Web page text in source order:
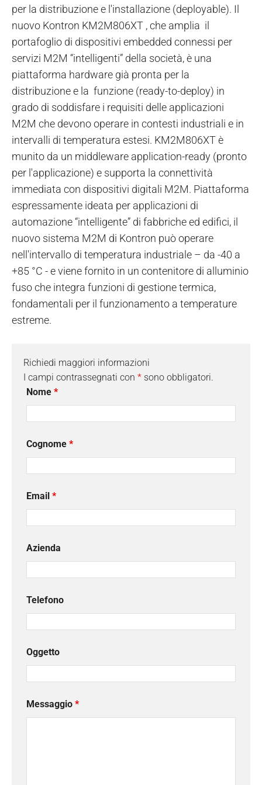
per la distribuzione e l'installazione (deployable). Il
nuovo Kontron KM2M806XT , che amplia il
portafoglio di dispositivi embedded connessi per
servizi M2M “intelligenti” della società, è una
piattaforma hardware già pronta per la
distribuzione e la funzione (ready-to-deploy) in
grado di soddisfare i requisiti delle applicazioni
M2M che devono operare in contesti industriali e in
intervalli di temperatura estesi. KM2M806XT è
munito da un middleware application-ready (pronto
per l'applicazione) e supporta la connettività
immediata con dispositivi digitali M2M. Piattaforma
espressamente ideata per applicazioni di
automazione “intelligente” di fabbriche ed edifici, il
nuovo sistema M2M di Kontron può operare
nell'intervallo di temperatura industriale – da -40 a
+85 °C - e viene fornito in un contenitore di alluminio
fuso che integra funzioni di gestione termica,
fondamentali per il funzionamento a temperature
estreme.
Richiedi maggiori informazioni
I campi contrassegnati con * sono obbligatori.
Nome *
Cognome *
Email *
Azienda
Telefono
Oggetto
Messaggio *